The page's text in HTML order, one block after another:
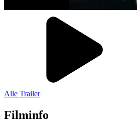
Alle Trailer
Filminfo